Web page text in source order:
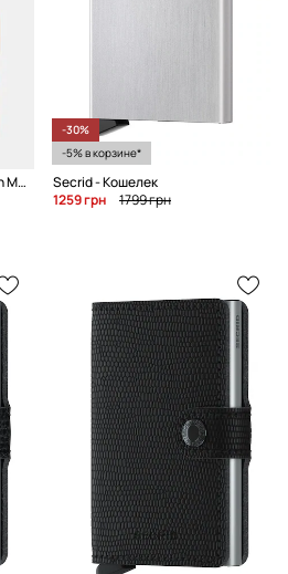
Кожаный кошелек MM6 Maison Margiela
-30%
-5% в корзине*
Secrid - Кошелек
1259 грн
1799 грн